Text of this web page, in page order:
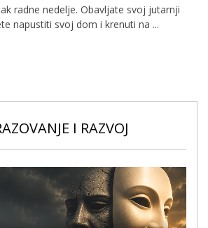
radne nedelje. Obavljate svoj jutarnji
napustiti svoj dom i krenuti na ...
I RAZVOJ